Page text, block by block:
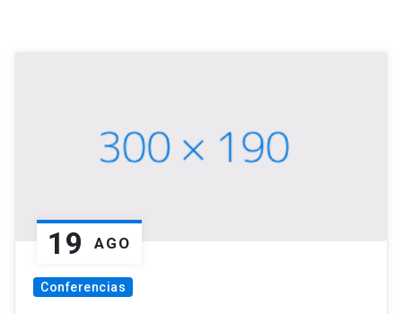
19 AGO
Conferencias